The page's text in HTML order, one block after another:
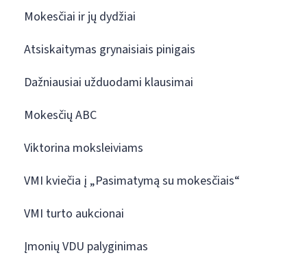
Mokesčiai ir jų dydžiai
Atsiskaitymas grynaisiais pinigais
Dažniausiai užduodami klausimai
Mokesčių ABC
Viktorina moksleiviams
VMI kviečia į „Pasimatymą su mokesčiais“
VMI turto aukcionai
Įmonių VDU palyginimas